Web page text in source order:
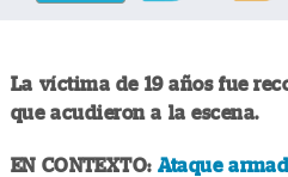
La víctima de 19 años fue
que acudieron a la escena.
EN CONTEXTO: Ataque